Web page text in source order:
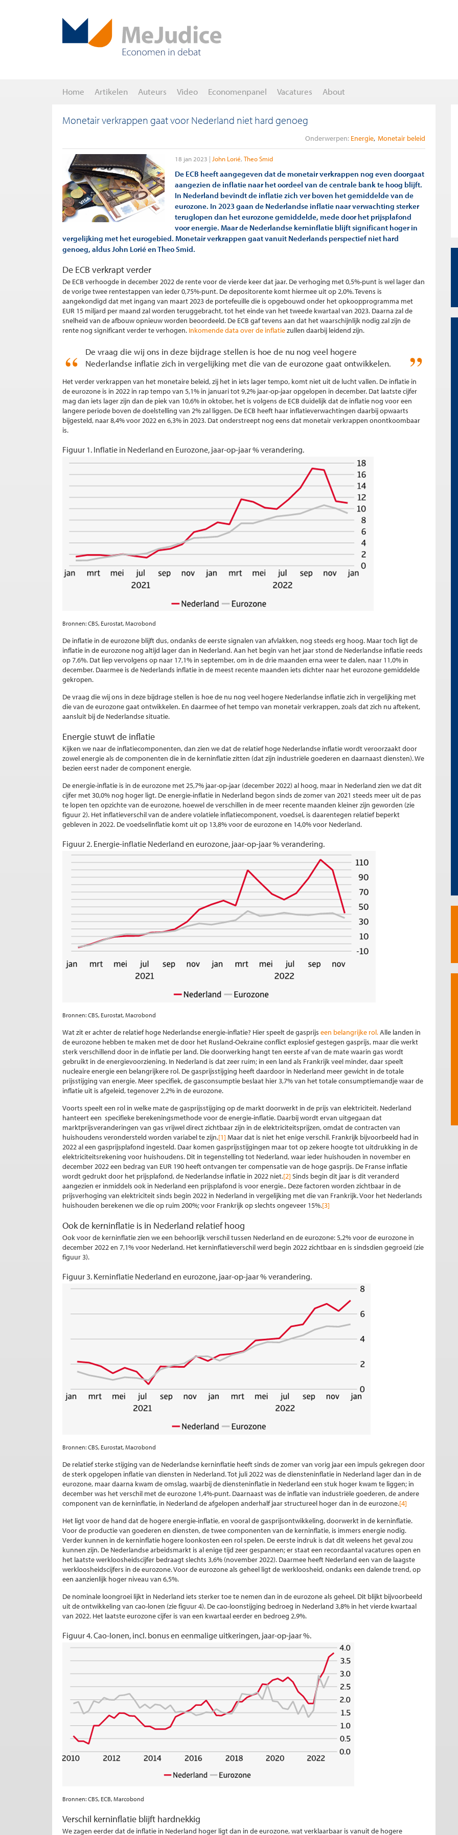
Home Artikelen Auteurs Video Economenpanel Vacatures About
Monetair verkrappen gaat voor Nederland niet hard genoeg
Onderwerpen: Energie Monetair beleid
18 jan 2023 John Lorié Theo Smid
De ECB heeft aangegeven dat de monetair verkrappen nog even doorgaat
aangezien de inflatie naar het oordeel van de centrale bank te hoog blijft.
In Nederland bevindt de inflatie zich ver boven het gemiddelde van de
eurozone. In 2023 gaan de Nederlandse inflatie naar verwachting sterker
teruglopen dan het eurozone gemiddelde, mede door het prijsplafond
voor energie. Maar de Nederlandse kerninflatie blijft significant hoger in
vergelijking met het eurogebied. Monetair verkrappen gaat vanuit Nederlands perspectief niet hard
genoeg, aldus John Lorié en Theo Smid.
De ECB verkrapt verder
De ECB verhoogde in december 2022 de rente voor de vierde keer dat jaar. De verhoging met 0,5%-punt is wel lager dan
de vorige twee rentestappen van ieder 0,75%-punt. De depositorente komt hiermee uit op 2,0%. Tevens is
aangekondigd dat met ingang van maart 2023 de portefeuille die is opgebouwd onder het opkoopprogramma met
EUR 15 miljard per maand zal worden teruggebracht, tot het einde van het tweede kwartaal van 2023. Daarna zal de
snelheid van de afbouw opnieuw worden beoordeeld. De ECB gaf tevens aan dat het waarschijnlijk nodig zal zijn de
rente nog significant verder te verhogen. Inkomende data over de inflatiezullen daarbij leidend zijn.
De vraag die wij ons in deze bijdrage stellen is hoe de nu nog veel hogere
Nederlandse inflatie zich in vergelijking met die van de eurozone gaat ontwikkelen.
Het verder verkrappen van het monetaire beleid, zij het in iets lager tempo, komt niet uit de lucht vallen. De inflatie in
de eurozone is in 2022 in rap tempo van 5,1% in januari tot 9,2% jaar-op-jaar opgelopen in december. Dat laatste cijfer
mag dan iets lager zijn dan de piek van 10,6% in oktober, het is volgens de ECB duidelijk dat de inflatie nog voor een
langere periode boven de doelstelling van 2% zal liggen. De ECB heeft haar inflatieverwachtingen daarbij opwaarts
bijgesteld, naar 8,4% voor 2022 en 6,3% in 2023. Dat onderstreept nog eens dat monetair verkrappen onontkoombaar
is.
Figuur 1. Inflatie in Nederland en Eurozone, jaar-op-jaar % verandering.
Bronnen: CBS, Eurostat, Macrobond
De inflatie in de eurozone blijft dus, ondanks de eerste signalen van afvlakken, nog steeds erg hoog. Maar toch ligt de
inflatie in de eurozone nog altijd lager dan in Nederland. Aan het begin van het jaar stond de Nederlandse inflatie reeds
op 7,6%. Dat liep vervolgens op naar 17,1% in september, om in de drie maanden erna weer te dalen, naar 11,0% in
december. Daarmee is de Nederlands inflatie in de meest recente maanden iets dichter naar het eurozone gemiddelde
gekropen.
De vraag die wij ons in deze bijdrage stellen is hoe de nu nog veel hogere Nederlandse inflatie zich in vergelijking met
die van de eurozone gaat ontwikkelen. En daarmee of het tempo van monetair verkrappen, zoals dat zich nu aftekent,
aansluit bij de Nederlandse situatie.
Energie stuwt de inflatie
Kijken we naar de inflatiecomponenten, dan zien we dat de relatief hoge Nederlandse inflatie wordt veroorzaakt door
zowel energie als de componenten die in de kerninflatie zitten (dat zijn industriële goederen en daarnaast diensten). We
bezien eerst nader de component energie.
De energie-inflatie is in de eurozone met 25,7% jaar-op-jaar (december 2022) al hoog, maar in Nederland zien we dat dit
cijfer met 30,0% nog hoger ligt. De energie-inflatie in Nederland begon sinds de zomer van 2021 steeds meer uit de pas
te lopen ten opzichte van de eurozone, hoewel de verschillen in de meer recente maanden kleiner zijn geworden (zie
figuur 2). Het inflatieverschil van de andere volatiele inflatiecomponent, voedsel, is daarentegen relatief beperkt
gebleven in 2022. De voedselinflatie komt uit op 13,8% voor de eurozone en 14,0% voor Nederland.
Figuur 2. Energie-inflatie Nederland en eurozone, jaar-op-jaar % verandering.
Bronnen: CBS, Eurostat, Macrobond
Wat zit er achter de relatief hoge Nederlandse energie-inflatie? Hier speelt de gasprijs een belangrijke rol.Alle landen in
de eurozone hebben te maken met de door het Rusland-Oekraïne conflict explosief gestegen gasprijs, maar die werkt
sterk verschillend door in de inflatie per land. Die doorwerking hangt ten eerste af van de mate waarin gas wordt
gebruikt in de energievoorziening. In Nederland is dat zeer ruim; in een land als Frankrijk veel minder, daar speelt
nucleaire energie een belangrijkere rol. De gasprijsstijging heeft daardoor in Nederland meer gewicht in de totale
prijsstijging van energie. Meer specifiek, de gasconsumptie beslaat hier 3,7% van het totale consumptiemandje waar de
inflatie uit is afgeleid, tegenover 2,2% in de eurozone.
Voorts speelt een rol in welke mate de gasprijsstijging op de markt doorwerkt in de prijs van elektriciteit. Nederland
hanteert een specifieke berekeningsmethode voor de energie-inflatie. Daarbij wordt ervan uitgegaan dat
marktprijsveranderingen van gas vrijwel direct zichtbaar zijn in de elektriciteitsprijzen, omdat de contracten van
huishoudens verondersteld worden variabel te zijn.[1] Maar dat is niet het enige verschil. Frankrijk bijvoorbeeld had in
2022 al een gasprijsplafond ingesteld. Daar komen gasprijsstijgingen maar tot op zekere hoogte tot uitdrukking in de
elektriciteitsrekening voor huishoudens. Dit in tegenstelling tot Nederland, waar ieder huishouden in november en
december 2022 een bedrag van EUR 190 heeft ontvangen ter compensatie van de hoge gasprijs. De Franse inflatie
wordt gedrukt door het prijsplafond, de Nederlandse inflatie in 2022 niet.[2] Sinds begin dit jaar is dit veranderd
aangezien er inmiddels ook in Nederland een prijsplafond is voor energie.. Deze factoren worden zichtbaar in de
prijsverhoging van elektriciteit sinds begin 2022 in Nederland in vergelijking met die van Frankrijk. Voor het Nederlands
huishouden berekenen we die op ruim 200%; voor Frankrijk op slechts ongeveer 15%.[3]
Ook de kerninflatie is in Nederland relatief hoog
Ook voor de kerninflatie zien we een behoorlijk verschil tussen Nederland en de eurozone: 5,2% voor de eurozone in
december 2022 en 7,1% voor Nederland. Het kerninflatieverschil werd begin 2022 zichtbaar en is sindsdien gegroeid (zie
figuur 3).
Figuur 3. Kerninflatie Nederland en eurozone, jaar-op-jaar % verandering.
Bronnen: CBS, Eurostat, Macrobond
De relatief sterke stijging van de Nederlandse kerninflatie heeft sinds de zomer van vorig jaar een impuls gekregen door
de sterk opgelopen inflatie van diensten in Nederland. Tot juli 2022 was de diensteninflatie in Nederland lager dan in de
eurozone, maar daarna kwam de omslag, waarbij de diensteninflatie in Nederland een stuk hoger kwam te liggen; in
december was het verschil met de eurozone 1,4%-punt. Daarnaast was de inflatie van industriële goederen, de andere
component van de kerninflatie, in Nederland de afgelopen anderhalf jaar structureel hoger dan in de eurozone.[4]
Het ligt voor de hand dat de hogere energie-inflatie, en vooral de gasprijsontwikkeling, doorwerkt in de kerninflatie.
Voor de productie van goederen en diensten, de twee componenten van de kerninflatie, is immers energie nodig.
Verder kunnen in de kerninflatie hogere loonkosten een rol spelen. De eerste indruk is dat dit weleens het geval zou
kunnen zijn. De Nederlandse arbeidsmarkt is al enige tijd zeer gespannen; er staat een recordaantal vacatures open en
het laatste werkloosheidscijfer bedraagt slechts 3,6% (november 2022). Daarmee heeft Nederland een van de laagste
werkloosheidscijfers in de eurozone. Voor de eurozone als geheel ligt de werkloosheid, ondanks een dalende trend, op
een aanzienlijk hoger niveau van 6,5%.
De nominale loongroei lijkt in Nederland iets sterker toe te nemen dan in de eurozone als geheel. Dit blijkt bijvoorbeeld
uit de ontwikkeling van cao-lonen (zie figuur 4). De cao-loonstijging bedroeg in Nederland 3,8% in het vierde kwartaal
van 2022. Het laatste eurozone cijfer is van een kwartaal eerder en bedroeg 2,9%.
Figuur 4. Cao-lonen, incl. bonus en eenmalige uitkeringen, jaar-op-jaar %.
Bronnen: CBS, ECB, Marcobond
Verschil kerninflatie blijft hardnekkig
We zagen eerder dat de inflatie in Nederland hoger ligt dan in de eurozone, wat verklaarbaar is vanuit de hogere